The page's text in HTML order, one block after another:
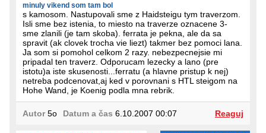
minuly vikend som tam bol
s kamosom. Nastupovali sme z Haidsteigu tym traverzom.
Isli sme bez istenia, to miesto na traverze oznacene 3-
sme zlanili (je tam skoba). ferrata je pekna, ale da sa
spravit (ak clovek trocha vie liezt) takmer bez pomoci lana.
Ja som si pomohol celkom 2 razy. nebezpecnejsie mi
pripadal ten traverz. Odporucam lezecky a lano (pre
istotu)a iste skusenosti...ferratu (a hlavne pristup k nej)
netreba podcenovat,aj ked v porovnani s HTL steigom na
Hohe Wand, je Koenig podla mna rebrik.
Autor5o Datum a čas 6.10.2007 00:07 Reaguj